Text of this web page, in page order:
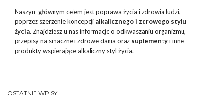
Naszym głównym celem jest poprawa życia i zdrowia ludzi,
poprzez szerzenie koncepcji alkalicznego i zdrowego stylu
życia. Znajdziesz u nas informacje o odkwaszaniu organizmu,
przepisy na smaczne i zdrowe dania oraz suplementyi inne
produkty wspierające alkaliczny styl życia.
OSTATNIE WPISY